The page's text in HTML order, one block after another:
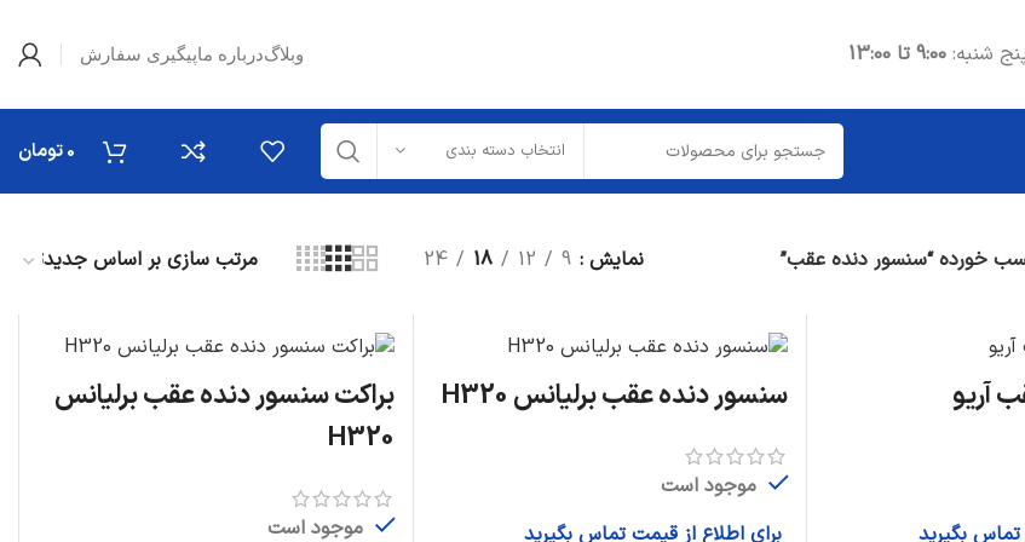
شنبه: 9:00 تا 13:00 وبلاگدرباره ماپیگیری سفارش
انتخاب دسته بندی 0تومان
خورده “سنسور دنده عقب” نمایش 9
12
18
24
آریو
تماس بگیرید
سنسور دنده عقب برلیانس H320
موجود است
برای اطلاع از قیمت تماس بگیرید
براکت سنسور دنده عقب برلیانس
H320
موجود است